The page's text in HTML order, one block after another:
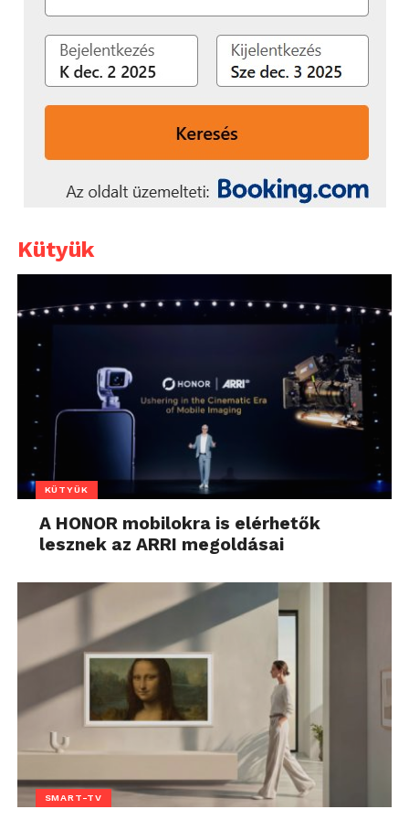
Kütyük
KÜTYÜK
A HONOR mobilokra is elérhetők
lesznek az ARRI megoldásai
SMART-TV